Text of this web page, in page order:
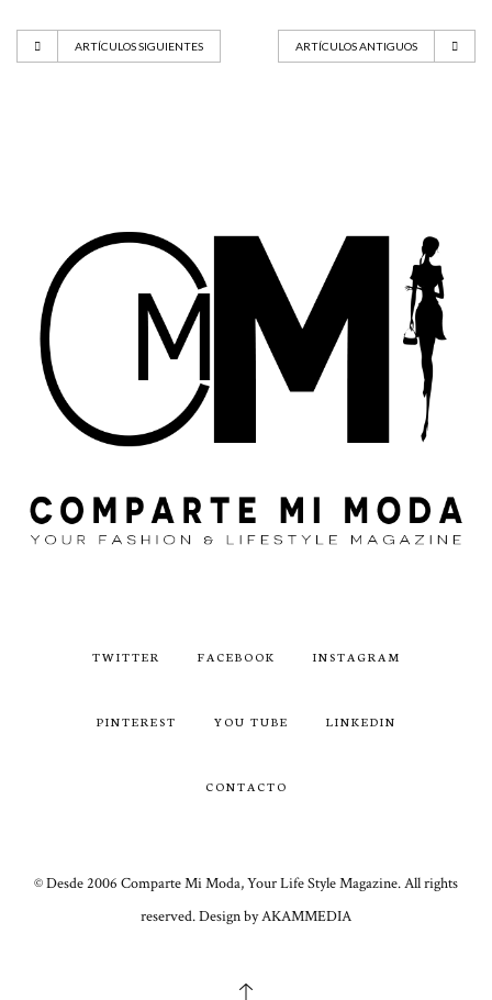
ARTÍCULOS SIGUIENTES ARTÍCULOS ANTIGUOS
TWITTER FACEBOOK INSTAGRAM
PINTEREST YOU TUBE LINKEDIN
CONTACTO
© Desde 2006 Comparte Mi Moda, Your Life Style Magazine. All rights
reserved. Design by AKAMMEDIA